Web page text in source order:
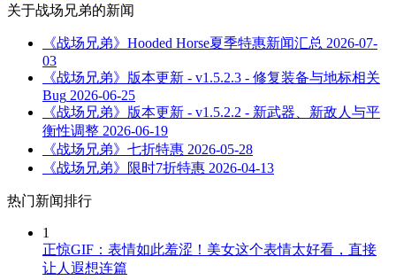
关于战场兄弟的新闻
《战场兄弟》Hooded Horse夏季特惠新闻汇总 2026-07-
03
《战场兄弟》版本更新 - v1.5.2.3 - 修复装备与地标相关
Bug 2026-06-25
《战场兄弟》版本更新 - v1.5.2.2 - 新武器、新敌人与平
衡性调整 2026-06-19
《战场兄弟》七折特惠 2026-05-28
《战场兄弟》限时7折特惠 2026-04-13
热门新闻排行
1
正惊GIF：表情如此羞涩！美女这个表情太好看，直接
让人遐想连篇